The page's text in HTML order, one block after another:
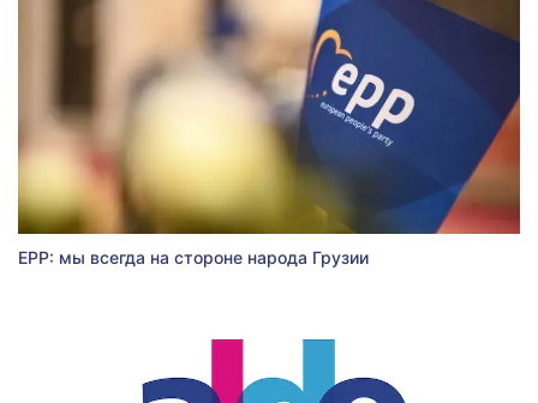
EPP: мы всегда на стороне народа Грузии